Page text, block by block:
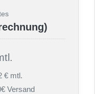
€ mtl.
Versand